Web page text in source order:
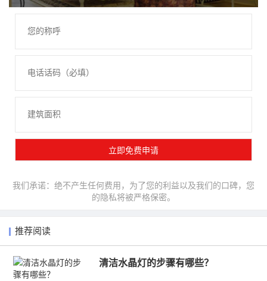
我们承诺：绝不产生任何费用，为了您的利益以及我们的口碑，您
的隐私将被严格保密。
推荐阅读
清洁水晶灯的步骤有哪些？